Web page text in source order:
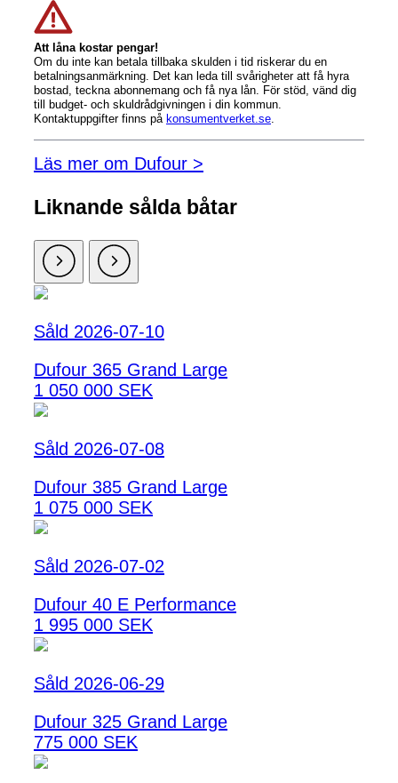
Att låna kostar pengar!
Om du inte kan betala tillbaka skulden i tid riskerar du en
betalningsanmärkning. Det kan leda till svårigheter att få hyra
bostad, teckna abonnemang och få nya lån. För stöd, vänd dig
till budget- och skuldrådgivningen i din kommun.
Kontaktuppgifter finns på konsumentverket.se.
Läs mer om Dufour >
Liknande sålda båtar
Såld 2026-07-10
Dufour 365 Grand Large
1 050 000 SEK
Såld 2026-07-08
Dufour 385 Grand Large
1 075 000 SEK
Såld 2026-07-02
Dufour 40 E Performance
1 995 000 SEK
Såld 2026-06-29
Dufour 325 Grand Large
775 000 SEK